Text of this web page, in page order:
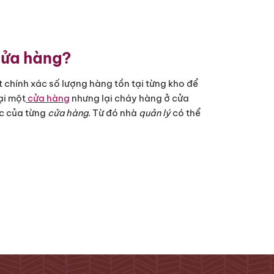
hàng?
xác số lượng hàng tồn tại từng kho để
một cửa hàng nhưng lại cháy hàng ở cửa
của từng cửa hàng. Từ đó nhà quản lý có thể